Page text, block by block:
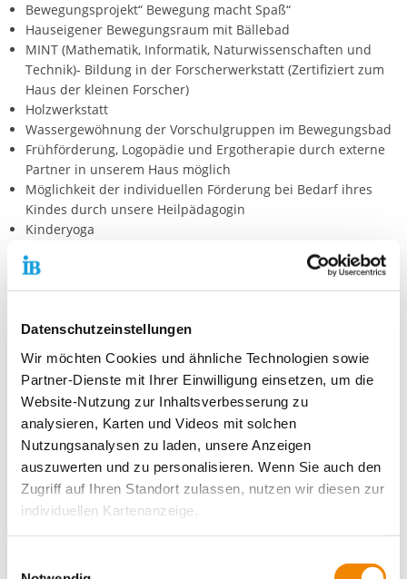
Datenschutzeinstellungen
Wir möchten Cookies und ähnliche Technologien sowie
Partner-Dienste mit Ihrer Einwilligung einsetzen, um die
Website-Nutzung zur Inhaltsverbesserung zu
analysieren, Karten und Videos mit solchen
Nutzungsanalysen zu laden, unsere Anzeigen
auszuwerten und zu personalisieren. Wenn Sie auch den
Zugriff auf Ihren Standort zulassen, nutzen wir diesen zur
individuellen Kartenanzeige.
unsere Partner Daten wie Ihre IP-Adresse und
Bewegungsprojekt“ Bewegung macht Spaß“
Hauseigener Bewegungsraum mit Bällebad
MINT (Mathematik, Informatik, Naturwissenschaften und
Technik)- Bildung in der Forscherwerkstatt (Zertifiziert zum
Haus der kleinen Forscher)
Holzwerkstatt
Wassergewöhnung der Vorschulgruppen im Bewegungsbad
Frühförderung, Logopädie und Ergotherapie durch externe
Partner in unserem Haus möglich
Möglichkeit der individuellen Förderung bei Bedarf ihres
Kindes durch unsere Heilpädagogin
Kinderyoga
Öffentlichkeitsarbeit &Kooperationen:
über unsere Kita zu geben.
Unsere Kooperationspartner sind:
IB Hort „ KinderGalaxie“
Astrid- Lindgren Schule
Mueßer Berg Schule
Schule Campus am Turm
Pädagogische Werkstatt ein Quadratkilometer Bildung
Struktur der Kindertageseinrichtung